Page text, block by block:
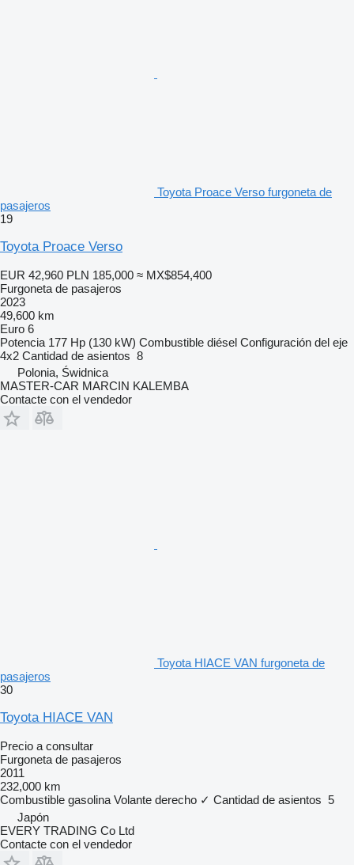
Toyota Proace Verso furgoneta de
pasajeros
19
Toyota Proace Verso
EUR 42,960 PLN 185,000 ≈ MX$854,400
Furgoneta de pasajeros
2023
49,600 km
Euro 6
Potencia 177 Hp (130 kW) Combustible diésel Configuración del eje
4x2 Cantidad de asientos 8
Polonia, Świdnica
MASTER-CAR MARCIN KALEMBA
Contacte con el vendedor
Toyota HIACE VAN furgoneta de
pasajeros
30
Toyota HIACE VAN
Precio a consultar
Furgoneta de pasajeros
2011
232,000 km
Combustible gasolina Volante derecho ✓ Cantidad de asientos 5
Japón
EVERY TRADING Co Ltd
Contacte con el vendedor